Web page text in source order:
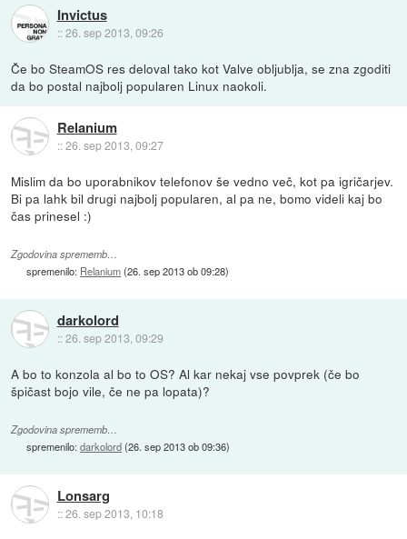
Invictus
::26. sep 2013, 09:26
Če bo SteamOS res deloval tako kot Valve obljublja, se zna zgoditi
da bo postal najbolj popularen Linux naokoli.
Relanium
::26. sep 2013, 09:27
Mislim da bo uporabnikov telefonov še vedno več, kot pa igričarjev.
Bi pa lahk bil drugi najbolj popularen, al pa ne, bomo videli kaj bo
čas prinesel :)
Zgodovina sprememb…
spremenilo: Relanium(26. sep 2013 ob 09:28)
darkolord
::26. sep 2013, 09:29
A bo to konzola al bo to OS? Al kar nekaj vse povprek (če bo
špičast bojo vile, če ne pa lopata)?
Zgodovina sprememb…
spremenilo:darkolord(26. sep 2013 ob 09:36)
Lonsarg
::26. sep 2013, 10:18